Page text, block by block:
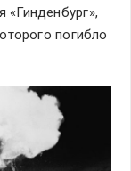
погибло